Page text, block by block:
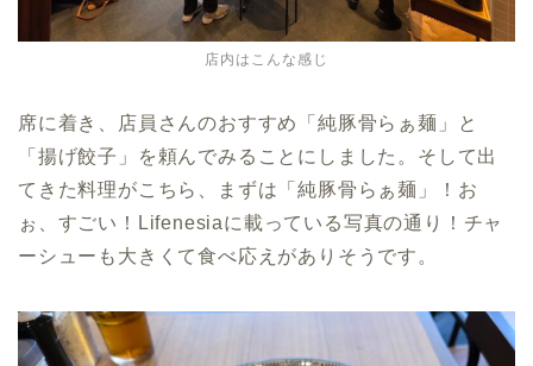
店内はこんな感じ
席に着き、店員さんのおすすめ「純豚骨らぁ麺」と
「揚げ餃子」を頼んでみることにしました。そして出
てきた料理がこちら、まずは「純豚骨らぁ麺」！お
ぉ、すごい！Lifenesiaに載っている写真の通り！チャ
ーシューも大きくて食べ応えがありそうです。